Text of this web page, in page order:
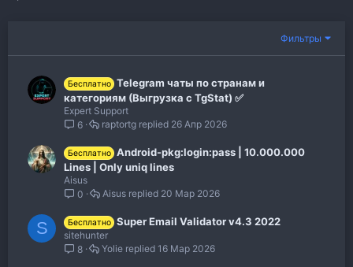
Фильтры
Бесплатно Telegram чаты по странам и
категориям (Выгрузка с TgStat) ✅
Expert Support
6
26 Апр 2026
raptortg
Бесплатно Android-pkg:login:pass | 10.000.000
Lines | Only uniq lines
Aisus
0
20 Мар 2026
Aisus
S Бесплатно Super Email Validator v4.3 2022
sitehunter
8
16 Мар 2026
Yolie